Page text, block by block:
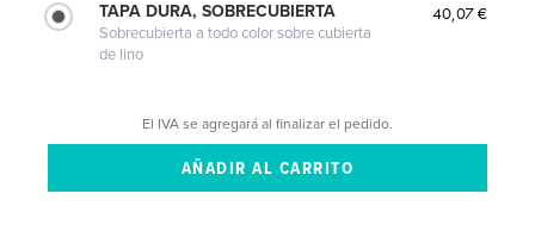
TAPA DURA, SOBRECUBIERTA
Sobrecubierta a todo color sobre cubierta
de lino
40,07 €
El IVA se agregará al finalizar el pedido.